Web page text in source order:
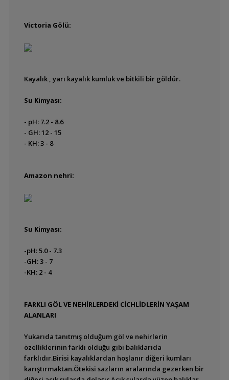
Olan Etkisi
Sağlıklı Balık İpuçları
Stres ve Balık İlişkisi
Akvaryumlarında pH
Ayarı
İthal Balık Adaptasyonu
Ağır Metaller, Zararları
Akvaryum Dünyasına
Giriş
Akvaryum serüvenine
ilk adım...
Akvaryumda Doğru Ve
Akılcı Kum Kullanımı
Victoria Gölü:
Kayalık , yarı kayalık kumluk ve bitkili bir göldür.
Su Kimyası:
- pH: 7.2 - 8.6
- GH: 12 - 15
- KH: 3 - 8
Amazon nehri:
Su Kimyası:
-pH: 5.0 - 7.3
-GH: 3 - 7
-KH: 2 - 4
FARKLI GÖL VE NEHİRLERDEKİ CİCHLİDLERİN YAŞAM
ALANLARI
Yukarıda tanıtmış olduğum göl ve nehirlerin
özelliklerinin farklı olduğu gibi balıklarıda
farklıdır.Birisi kayalıklardan hoşlanır diğeri kumları
karıştırmaktan.Ötekisi sazların aralarında gezerken bir